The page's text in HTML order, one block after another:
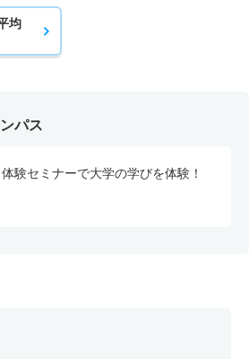
均
パス
体験セミナーで大学の学びを体験！